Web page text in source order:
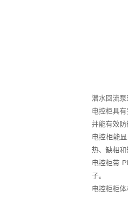
潜水回流
电控柜具
并能有效
电控柜能
热、缺相
电控柜带
子。
电控柜柜